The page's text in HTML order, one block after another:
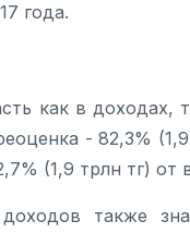
года.
как в доходах,
- 82,3%
(1,9 трлн тг) от
также